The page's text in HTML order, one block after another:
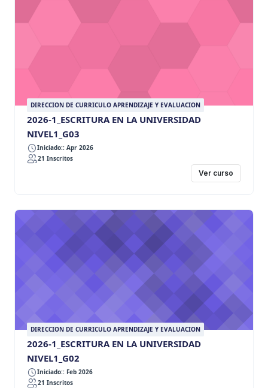
DIRECCION DE CURRICULO APRENDIZAJE Y EVALUACION
2026-1_ESCRITURA EN LA UNIVERSIDAD
NIVEL1_G03
Iniciado:: Apr 2026
21 Inscritos
Ver curso
DIRECCION DE CURRICULO APRENDIZAJE Y EVALUACION
2026-1_ESCRITURA EN LA UNIVERSIDAD
NIVEL1_G02
Iniciado:: Feb 2026
21 Inscritos